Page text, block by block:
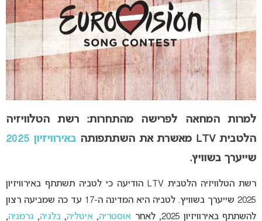
למרות המחאה לפרישה מהתחרות: רשת הטלוויזיה
הלטבית LTV מאשרת את השתתפותה
באירוויזיון 2025
שייערך בשוויץ.
רשת הטלוויזיה הלטבית LTV הודיעה כי לטביה תשתתף באירוויזיון
2025 שייערך בשוויץ. לטביה היא המדינה ה-17 עד כה שמביעה רצון
להשתתף באירוויזיון 2025, לאחר
אוסטריה, איטליה, בלגיה, גרמניה,